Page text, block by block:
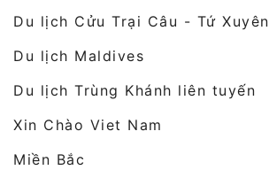
Du lịch Cửu Trại Câu - Tứ Xuyên
Du lịch Maldives
Du lịch Trùng Khánh liên tuyến
Xin Chào Viet Nam
Miền Bắc